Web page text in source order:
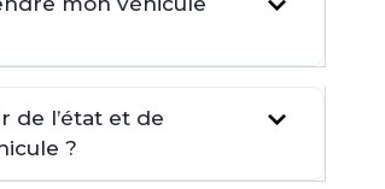
de l’état et de
?